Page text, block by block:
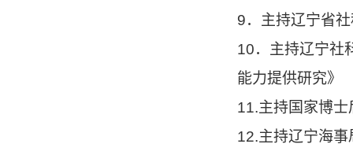
9．主持辽宁省
10．主持辽宁社
能力提供研究》
11.主持国家博
12.主持辽宁海